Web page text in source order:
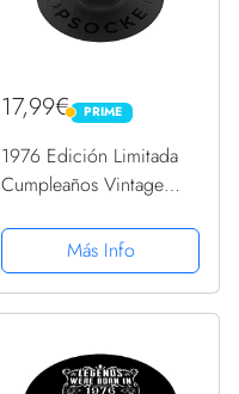
17,99€ PRIME
PRIME
1976 Edición Limitada
Cumpleaños Vintage
PopSockets PopGrip
Intercambiable
Más Info